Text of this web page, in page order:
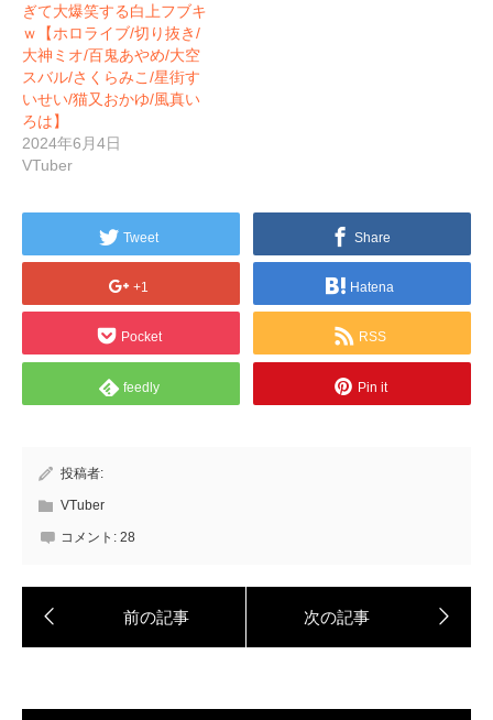
ぎて大爆笑する白上フブキ
ｗ【ホロライブ/切り抜き/
大神ミオ/百鬼あやめ/大空
スバル/さくらみこ/星街す
いせい/猫又おかゆ/風真い
ろは】
2024年6月4日
VTuber
Tweet Share
+1 Hatena
Pocket RSS
feedly Pin it
投稿者:
VTuber
コメント: 28